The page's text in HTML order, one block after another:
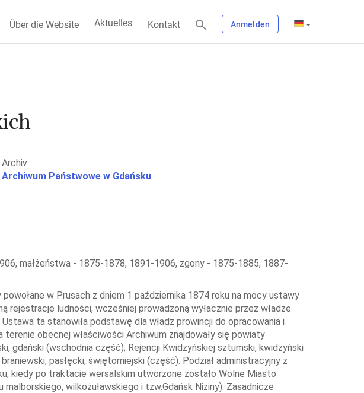
Über die Website Aktuelles Kontakt Anmelden
Archiv
Archiwum Państwowe w Gdańsku
małżeństwa - 1875-1878, 1891-1906, zgony - 1875-1885, 1887-
w Prusach z dniem 1 października 1874 roku na mocy ustawy
rejestracje ludności, wcześniej prowadzoną wyłacznie przez władze
ta stanowiła podstawę dla władz prowincji do opracowania i
obecnej właściwości Archiwum znajdowały się powiaty
gdański (wschodnia część); Rejencji Kwidzyńskiej sztumski, kwidzyński
pasłęcki, świętomiejski (część). Podział administracyjny z
kiedy po traktacie wersalskim utworzone zostało Wolne Miasto
wilkożuławskiego i tzw.Gdańsk Niziny). Zasadnicze